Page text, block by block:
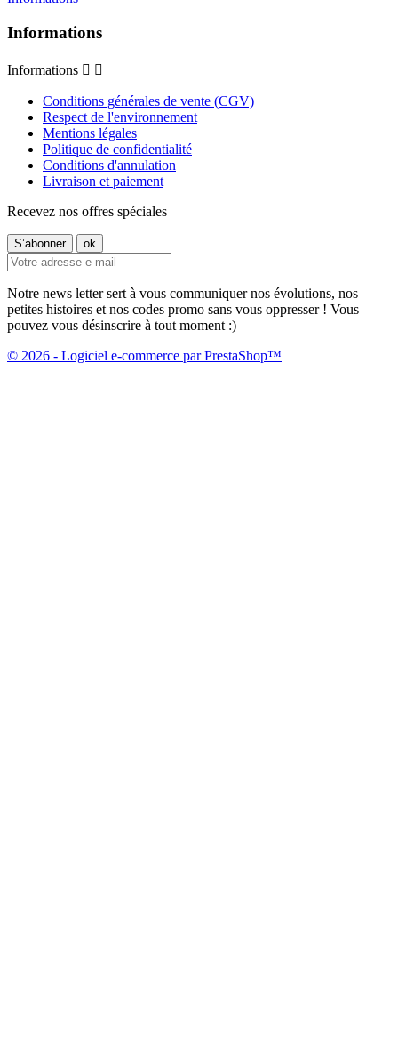
Informations
Informations  
Conditions générales de vente (CGV)
Respect de l'environnement
Mentions légales
Politique de confidentialité
Conditions d'annulation
Livraison et paiement
Recevez nos offres spéciales
Notre news letter sert à vous communiquer nos évolutions, nos
petites histoires et nos codes promo sans vous oppresser ! Vous
pouvez vous désinscrire à tout moment :)
© 2026 - Logiciel e-commerce par PrestaShop™